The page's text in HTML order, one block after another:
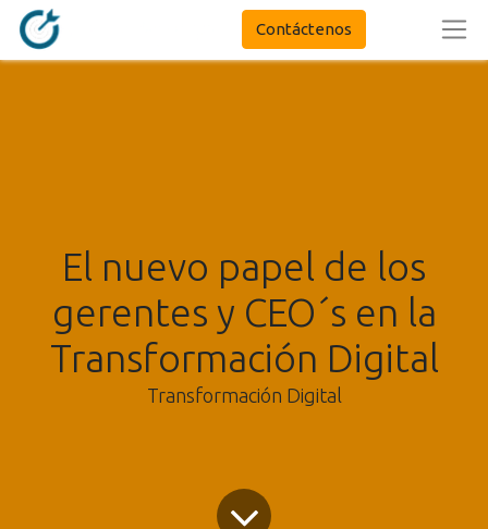
Contáctenos
El nuevo papel de los
gerentes y CEO´s en la
Transformación Digital
Transformación Digital